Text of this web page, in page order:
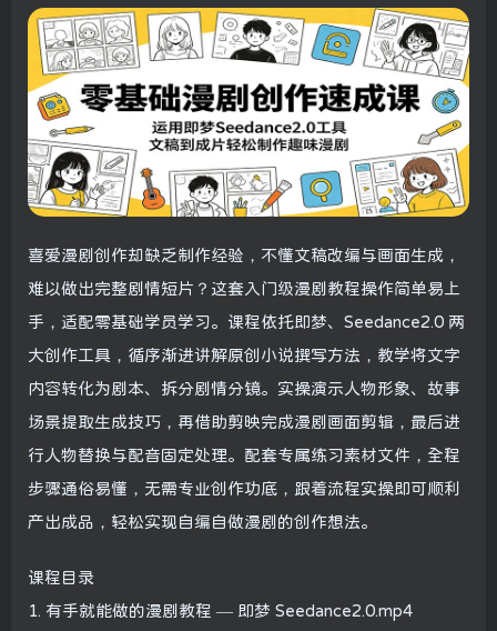
喜爱漫剧创作却缺乏制作经验，不懂文稿改编与画面生成，
难以做出完整剧情短片？这套入门级漫剧教程操作简单易上
手，适配零基础学员学习。课程依托即梦、Seedance2.0 两
大创作工具，循序渐进讲解原创小说撰写方法，教学将文字
内容转化为剧本、拆分剧情分镜。实操演示人物形象、故事
场景提取生成技巧，再借助剪映完成漫剧画面剪辑，最后进
行人物替换与配音固定处理。配套专属练习素材文件，全程
步骤通俗易懂，无需专业创作功底，跟着流程实操即可顺利
产出成品，轻松实现自编自做漫剧的创作想法。
课程目录
1. 有手就能做的漫剧教程 — 即梦 Seedance2.0.mp4